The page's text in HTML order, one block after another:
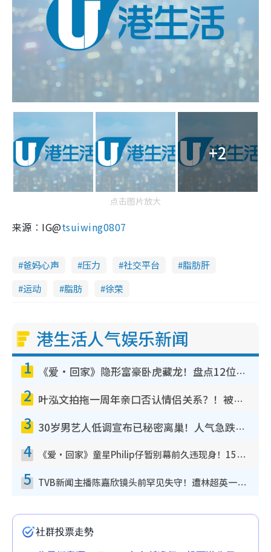
+2
点击图片放大
来源︰IG@tsuiwing0807
爸妈心声 压力 社交平台
脂肪肝
运动
脂肪 徐荣
港生活人气娱乐新闻
1 《爱·回家》隐形富豪卧虎藏龙！盘点12位财气逼人的有钱艺人：这位美女3亿身家不愁做
2 叶泓文拍拖一周年亲口否认情侣关系？！被质疑感情造假竟称GM“普通同事”
3 30岁男艺人低调宣布已秘密离巢！人气急跌变失踪人口：“这几年过得并不容易”
4 《爱·回家》童星Philip仔暂别幕前久违现身！15岁近况暴风成长长高变帅气少年
5 TVB新闻主播陈嘉欣镜头前罕见失守！遭林超英一句话突袭吓坏当场大笑